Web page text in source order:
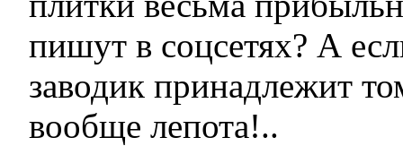
пишут в соцсетях? А
заводик принадлежит
вообще лепота!..